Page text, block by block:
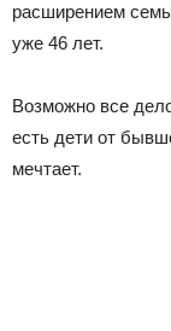
расширением
уже 46 лет.
Возможно все
есть дети от
мечтает.